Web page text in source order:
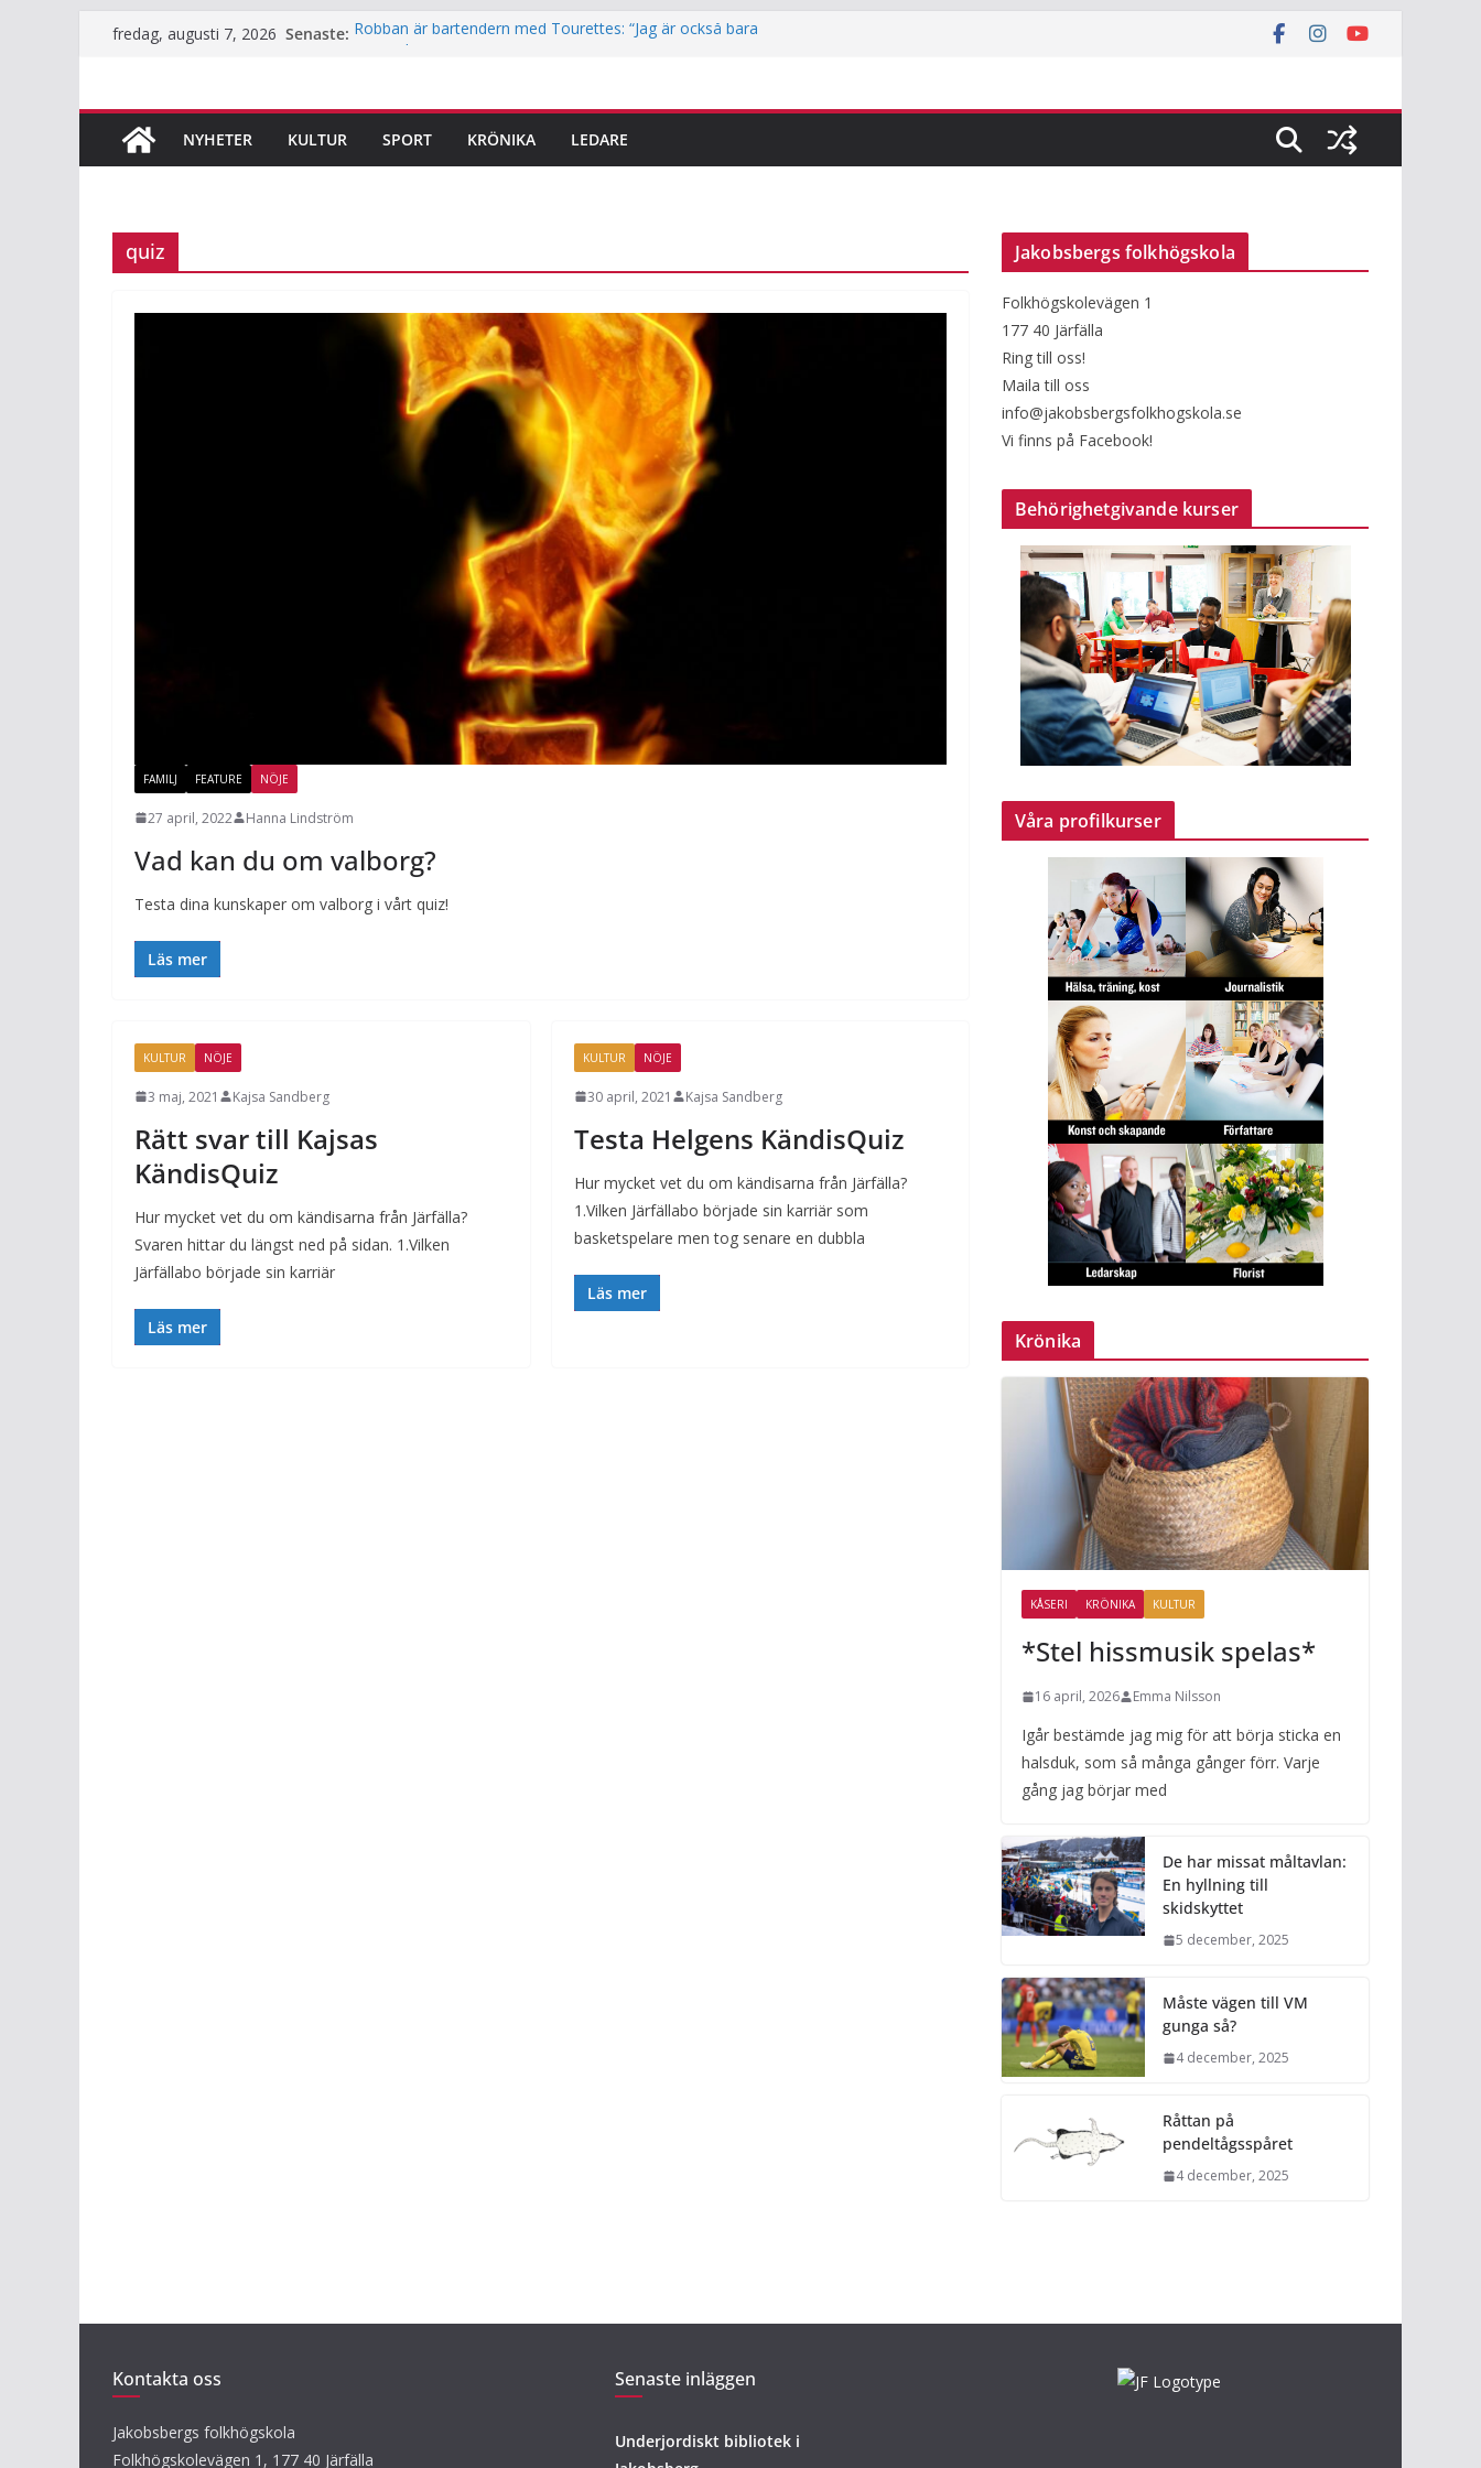
Hoppafredag, augusti 7, 2026 Senaste: Robban är bartendern med Tourettes: “Jag är också bara
innan du klappar dem
Häng med när JiF:s reporter testar parkour
NYHETER KULTUR SPORT KRÖNIKA LEDARE
quiz
FAMILJ FEATURE NÖJE
27 april, 2022 Hanna Lindström
Vad kan du om valborg?
Testa dina kunskaper om valborg i vårt quiz!
Läs mer
KULTUR NÖJE
3 maj, 2021 Kajsa Sandberg
Rätt svar till Kajsas
KändisQuiz
Hur mycket vet du om kändisarna från Järfälla?
Svaren hittar du längst ned på sidan. 1.Vilken
Järfällabo började sin karriär
Läs mer
KULTUR NÖJE
30 april, 2021 Kajsa Sandberg
Testa Helgens KändisQuiz
Hur mycket vet du om kändisarna från Järfälla?
1.Vilken Järfällabo började sin karriär som
basketspelare men tog senare en dubbla
Läs mer
Jakobsbergs folkhögskola
Folkhögskolevägen 1
177 40 Järfälla
Ring till oss!
Maila till oss
info@jakobsbergsfolkhogskola.se
Vi finns på Facebook!
Behörighetgivande kurser
Våra profilkurser
Krönika
KÅSERI KRÖNIKA KULTUR
*Stel hissmusik spelas*
16 april, 2026 Emma Nilsson
Igår bestämde jag mig för att börja sticka en
halsduk, som så många gånger förr. Varje
gång jag börjar med
De har missat måltavlan:
En hyllning till
skidskyttet
5 december, 2025
Måste vägen till VM
gunga så?
4 december, 2025
Råttan på
pendeltågsspåret
4 december, 2025
Kontakta oss
Jakobsbergs folkhögskola
Folkhögskolevägen 1, 177 40 Järfälla
Senaste inläggen
Underjordiskt bibliotek i